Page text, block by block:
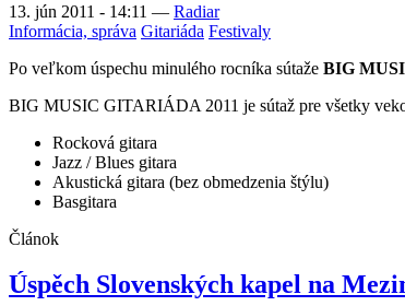
13. jún 2011 - 14:11 — Radiar
Informácia, správa Gitariáda Festivaly
Po veľkom úspechu minulého rocníka sútaže BIG
BIG MUSIC GITARIÁDA 2011 je sútaž pre všetky
Rocková gitara
Jazz / Blues gitara
Akustická gitara (bez obmedzenia štýlu)
Basgitara
Článok
Úspěch Slovenských kapel na